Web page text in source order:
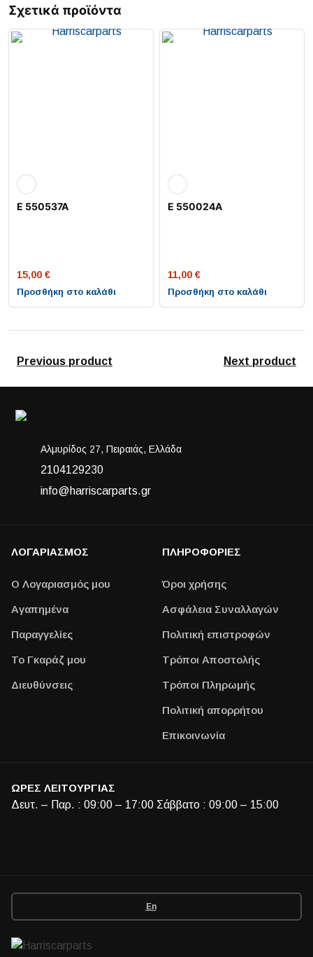
Σχετικά προϊόντα
E 550537A
15,00 €
Προσθήκη στο καλάθι
E 550024A
11,00 €
Προσθήκη στο καλάθι
Previous product Next product
Αλμυρίδος 27, Πειραιάς, Ελλάδα
2104129230
info@harriscarparts.gr
ΛΟΓΑΡΙΑΣΜΟΣ
Ο Λογαριασμός μου
Αγαπημένα
Παραγγελίες
Το Γκαράζ μου
Διευθύνσεις
ΠΛΗΡΟΦΟΡΙΕΣ
Όροι χρήσης
Ασφάλεια Συναλλαγών
Πολιτική επιστροφών
Τρόποι Αποστολής
Τρόποι Πληρωμής
Πολιτική απορρήτου
Επικοινωνία
ΩΡΕΣ ΛΕΙΤΟΥΡΓΙΑΣ
Δευτ. – Παρ. : 09:00 – 17:00 Σάββατο : 09:00 – 15:00
En